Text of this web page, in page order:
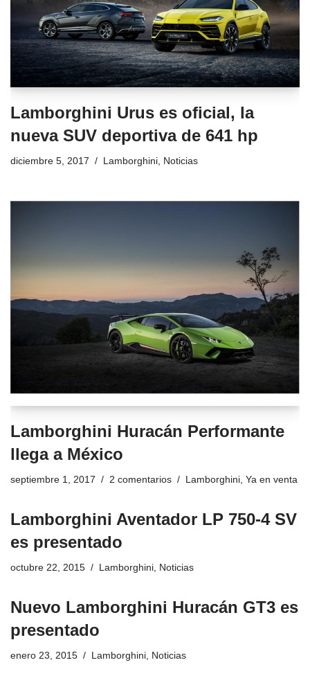
Lamborghini Urus es oficial, la
nueva SUV deportiva de 641 hp
diciembre 5, 2017 Lamborghini Noticias
Lamborghini Huracán Performante
llega a México
septiembre 1, 2017 2 comentarios Lamborghini, Ya en venta
Lamborghini Aventador LP 750-4 SV
es presentado
octubre 22, 2015 Lamborghini, Noticias
Nuevo Lamborghini Huracán GT3 es
presentado
enero 23, 2015 Lamborghini, Noticias